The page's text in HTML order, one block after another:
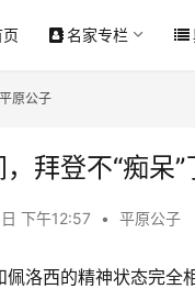
页 名家专栏
平原公子
拜登不“痴呆”
下午12:57 • 平原公子
洛西的精神状态完全相